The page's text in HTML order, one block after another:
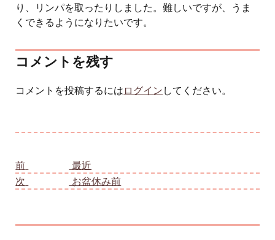
り、リンパを取ったりしました。難しいですが、うま
くできるようになりたいです。
コメントを残す
コメントを投稿するには ログイン してください。
前
最近
次
お盆休み前